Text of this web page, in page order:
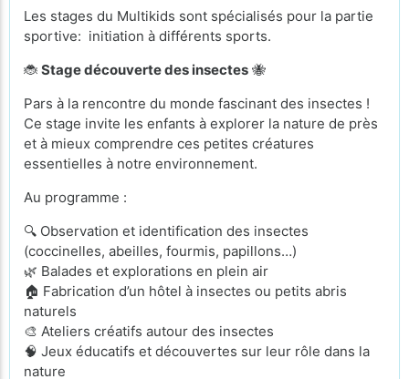
Les stages du Multikids sont spécialisés pour la partie
sportive: initiation à différents sports.
🐞 Stage découverte des insectes 🐝
Pars à la rencontre du monde fascinant des insectes !
Ce stage invite les enfants à explorer la nature de près
et à mieux comprendre ces petites créatures
essentielles à notre environnement.
Au programme :
🔍 Observation et identification des insectes
(coccinelles, abeilles, fourmis, papillons…)
🌿 Balades et explorations en plein air
🏠 Fabrication d’un hôtel à insectes ou petits abris
naturels
🎨 Ateliers créatifs autour des insectes
🧠 Jeux éducatifs et découvertes sur leur rôle dans la
nature